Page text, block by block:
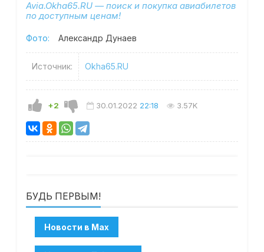
Avia.Okha65.RU — поиск и покупка авиабилетов
по доступным ценам!
Фото: Александр Дунаев
Источник: Okha65.RU
+2 30.01.2022 22:18 3.57K
БУДЬ ПЕРВЫМ!